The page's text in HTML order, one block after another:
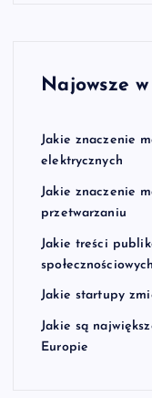
Najowsze
Jakie znaczenie
elektrycznych
Jakie znaczenie
przetwarzaniu
Jakie treści
Jakie startupy
Jakie są
Europie